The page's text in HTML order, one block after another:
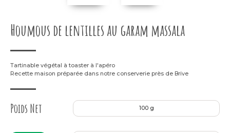
Houmous de lentilles au garam massala
Tar­ti­nable végé­tal à toas­ter à l'apéro
Recette mai­son pré­pa­rée dans notre conser­ve­rie près de Brive
Poids Net 100 g